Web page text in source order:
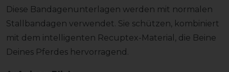
Diese Bandagenunterlagen werden mit normalen
Stallbandagen verwendet. Sie schützen, kombiniert
mit dem intelligenten Recuptex-Material, die Beine
Deines Pferdes hervorragend.